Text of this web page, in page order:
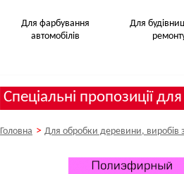
Для фарбування
автомобілів
Для
Спеціальні пропозиції
Головна > Для обробки деревини,